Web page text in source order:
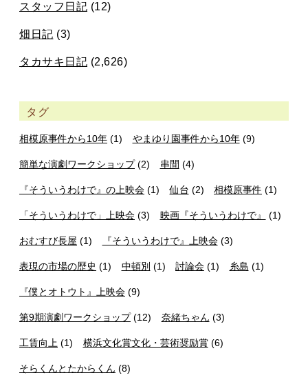
スタッフ日記 (12)
畑日記 (3)
タカサキ日記 (2,626)
タグ
相模原事件から10年 (1) やまゆり園事件から10年(9)
簡単な演劇ワークショップ(2) 串間 (4)
『そういうわけで』の上映会 (1) 仙台 (2) 相模原事件 (1)
「そういうわけで」上映会 (3) 映画『そういうわけで』 (1)
おむすび長屋 (1) 『そういうわけで』上映会(3)
表現の市場の歴史 (1) 中頓別 (1) 討論会 (1) 糸島 (1)
『僕とオトウト』上映会 (9)
第9期演劇ワークショップ(12) 奈緒ちゃん (3)
工賃向上 (1) 横浜文化賞文化・芸術奨励賞(6)
そらくんとたからくん (8)